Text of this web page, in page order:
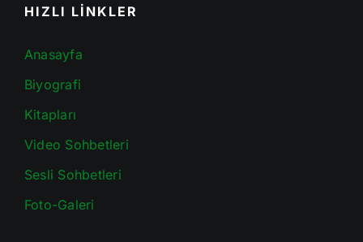
HIZLI LİNKLER
Anasayfa
Biyografi
Kitapları
Video Sohbetleri
Sesli Sohbetleri
Foto-Galeri